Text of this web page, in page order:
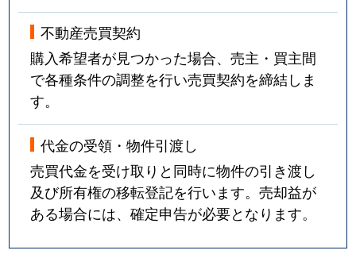
不動産売買契約
購入希望者が見つかった場合、売主・買主間
で各種条件の調整を行い売買契約を締結しま
す。
代金の受領・物件引渡し
売買代金を受け取りと同時に物件の引き渡し
及び所有権の移転登記を行います。売却益が
ある場合には、確定申告が必要となります。